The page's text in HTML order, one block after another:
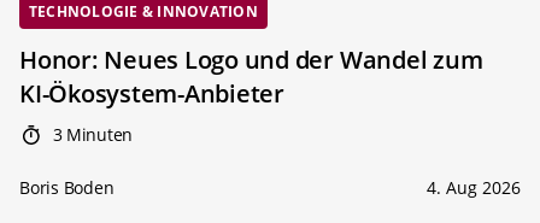
TECHNOLOGIE & INNOVATION
Honor: Neues Logo und der Wandel zum
KI-Ökosystem-Anbieter
3 Minuten
Boris Boden 4. Aug 2026